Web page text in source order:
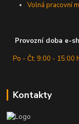
Volná pracovní
Provozní doba e-
Po - Čt: 9:00 - 15:00
Kontakty